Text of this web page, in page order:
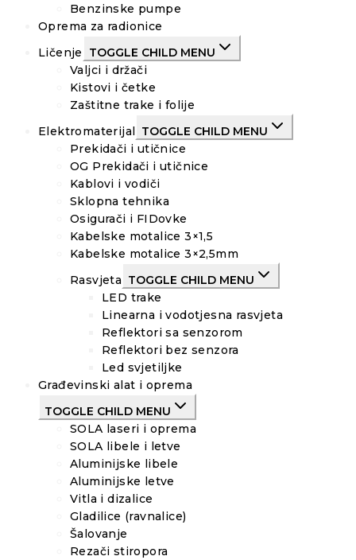
Benzinske pumpe
Oprema za radionice
Ličenje
TOGGLE CHILD MENU
Valjci i držači
Kistovi i četke
Zaštitne trake i folije
Elektromaterijal
TOGGLE CHILD MENU
Prekidači i utičnice
OG Prekidači i utičnice
Kablovi i vodiči
Sklopna tehnika
Osigurači i FIDovke
Kabelske motalice 3×1,5
Kabelske motalice 3×2,5mm
Rasvjeta TOGGLE CHILD MENU
LED trake
Linearna i vodotjesna rasvjeta
Reflektori sa senzorom
Reflektori bez senzora
Led svjetiljke
Građevinski alat i oprema
TOGGLE CHILD MENU
SOLA laseri i oprema
SOLA libele i letve
Aluminijske libele
Aluminijske letve
Vitla i dizalice
Gladilice (ravnalice)
Šalovanje
Rezači stiropora